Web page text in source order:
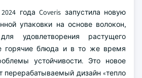
года Coveris запустила новую
упаковки на основе волокон,
удовлетворения растущего
горячие блюда и в то же время
устойчивости. Это новое
перерабатываемый дизайн «тепло